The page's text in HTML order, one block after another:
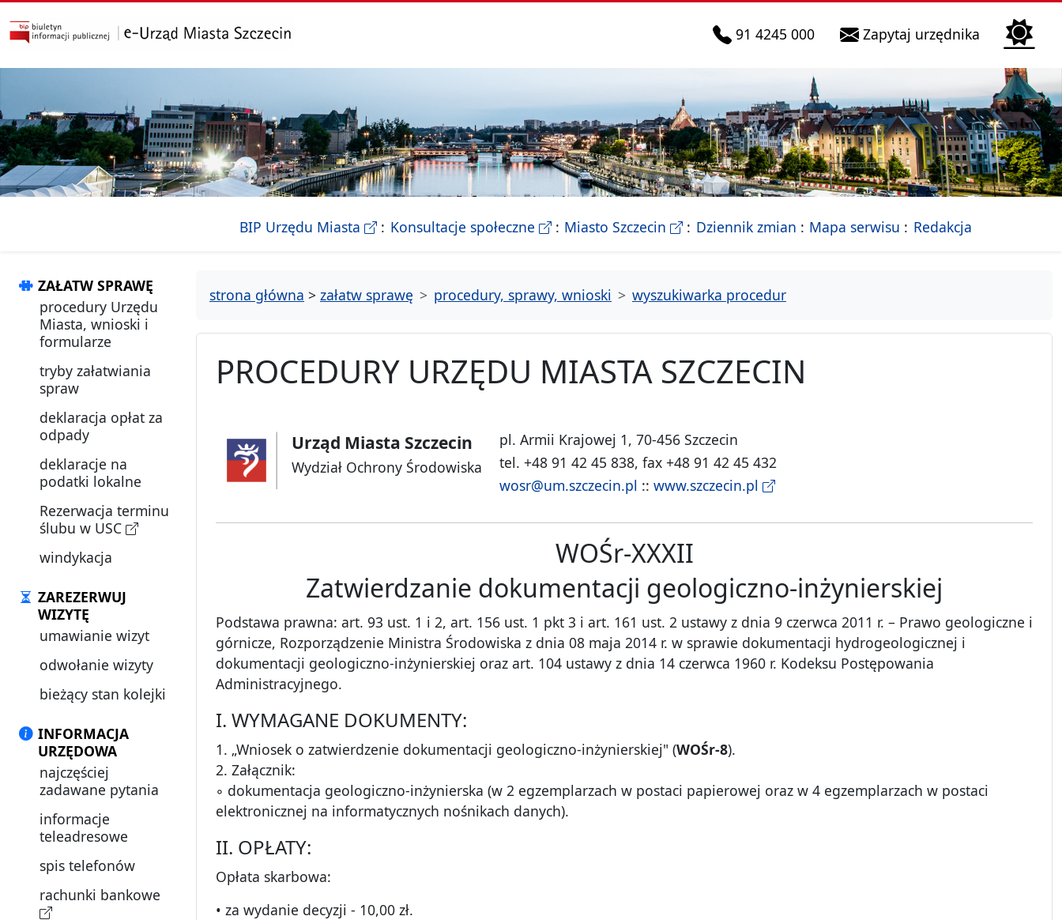
przejdź do głównego menu
telefon do infolinii:
91 4245 000 Zapytaj urzędnika Biura
BIP Urzędu Miasta - Biletyn Informacji Publicznej Urzedu Miasta Szczecin
Konsultacje społeczne- strona konsultacji Miasta Szczecin
Miasto Szczecin - Oficjalna strona Miasta Szczecin
Dziennik zmian Mapa serwisu - drzewko rozdziałów
Redakcja
ZAŁATW SPRAWĘ
procedury Urzędu
Miasta, wnioski i
formularze
tryby załatwiania
spraw
deklaracja opłat za
odpady
deklaracje na
podatki lokalne
Rezerwacja terminu
ślubu w USC
windykacja
ZAREZERWUJ
WIZYTĘ
umawianie wizyt
odwołanie wizyty
bieżący stan kolejki
INFORMACJA
URZĘDOWA
najczęściej
zadawane pytania
informacje
teleadresowe
spis telefonów
rachunki bankowe
strona główna > załatw sprawę procedury, sprawy, wnioski wyszukiwarka procedur
PROCEDURY URZĘDU MIASTA SZCZECIN
Urząd Miasta Szczecin
Wydział Ochrony Środowiska
pl. Armii Krajowej 1, 70-456 Szczecin
tel. +48 91 42 45 838, fax +48 91 42 45 432
wosr@um.szczecin.pl ::www.szczecin.pl
WOŚr-XXXII
Zatwierdzanie dokumentacji geologiczno-inżynierskiej
Podstawa prawna: art. 93 ust. 1 i 2, art. 156 ust. 1 pkt 3 i art. 161 ust. 2 ustawy z dnia 9 czerwca 2011 r. – Prawo geologiczne i
górnicze, Rozporządzenie Ministra Środowiska z dnia 08 maja 2014 r. w sprawie dokumentacji hydrogeologicznej i
dokumentacji geologiczno-inżynierskiej oraz art. 104 ustawy z dnia 14 czerwca 1960 r. Kodeksu Postępowania
Administracyjnego.
I. WYMAGANE DOKUMENTY:
1. „Wniosek o zatwierdzenie dokumentacji geologiczno-inżynierskiej" (WOŚr-8).
2. Załącznik:
◦ dokumentacja geologiczno-inżynierska (w 2 egzemplarzach w postaci papierowej oraz w 4 egzemplarzach w postaci
elektronicznej na informatycznych nośnikach danych).
II. OPŁATY:
Opłata skarbowa:
• za wydanie decyzji - 10,00 zł.